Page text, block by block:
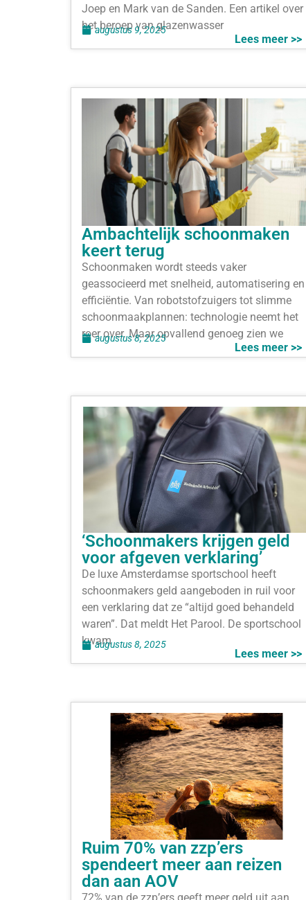
Joep en Mark van de Sanden. Een artikel over
het beroep van glazenwasser
Lees meer >>
augustus 9, 2025
Ambachtelijk schoonmaken
keert terug
Schoonmaken wordt steeds vaker
geassocieerd met snelheid, automatisering en
efficiëntie. Van robotstofzuigers tot slimme
schoonmaakplannen: technologie neemt het
roer over. Maar opvallend genoeg zien we
Lees meer >>
augustus 8, 2025
‘Schoonmakers krijgen geld
voor afgeven verklaring’
De luxe Amsterdamse sportschool heeft
schoonmakers geld aangeboden in ruil voor
een verklaring dat ze “altijd goed behandeld
waren”. Dat meldt Het Parool. De sportschool
kwam
Lees meer >>
augustus 8, 2025
Ruim 70% van zzp’ers
spendeert meer aan reizen
dan aan AOV
72% van de zzp’ers geeft meer geld uit aan